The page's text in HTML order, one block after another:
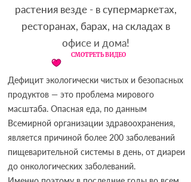
растения везде - в супермаркетах,
ресторанах, барах, на складах в
офисе и дома!
Дефицит экологически чистых и безопасных
продуктов — это проблема мирового
масштаба. Опасная еда, по данным
Всемирной организации здравоохранения,
является причиной более 200 заболеваний
пищеварительной системы в день, от диареи
до онкологических заболеваний.
СМОТРЕТЬ ВИДЕО